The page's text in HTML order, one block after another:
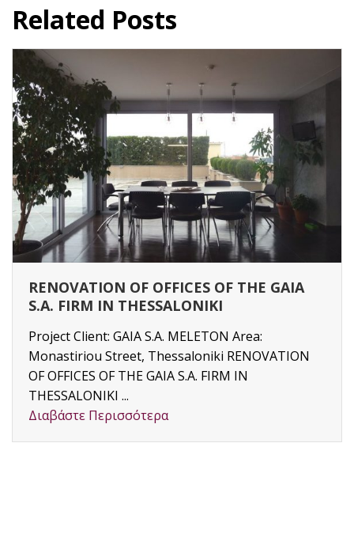
Related Posts
RENOVATION OF OFFICES OF THE GAIA
S.A. FIRM IN THESSALONIKI
Project Client: GAIA S.A. MELETON Area:
Monastiriou Street, Thessaloniki RENOVATION
OF OFFICES OF THE GAIA S.A. FIRM IN
THESSALONIKI ...
Διαβάστε Περισσότερα